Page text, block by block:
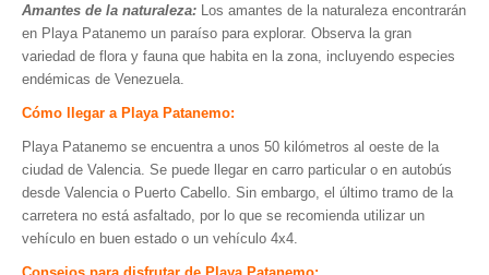
Amantes de la naturaleza: Los amantes de la naturaleza encontrarán
en Playa Patanemo un paraíso para explorar. Observa la gran
variedad de flora y fauna que habita en la zona, incluyendo especies
endémicas de Venezuela.
Cómo llegar a Playa Patanemo:
Playa Patanemo se encuentra a unos 50 kilómetros al oeste de la
ciudad de Valencia. Se puede llegar en carro particular o en autobús
desde Valencia o Puerto Cabello. Sin embargo, el último tramo de la
carretera no está asfaltado, por lo que se recomienda utilizar un
vehículo en buen estado o un vehículo 4x4.